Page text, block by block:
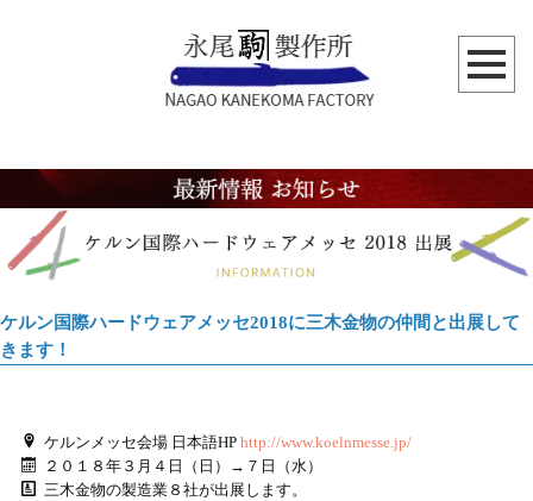
ケルン国際ハードウェアメッセ2018に三木金物の仲間と出展して
きます！
ケルンメッセ会場 日本語HP http://www.koelnmesse.jp/
２０１８年３月４日（日）→７日（水）
三木金物の製造業８社が出展します。